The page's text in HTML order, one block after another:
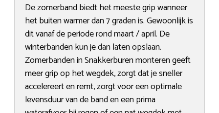
De zomerband biedt het meeste grip wanneer
het buiten warmer dan 7 graden is. Gewoonlijk is
dit vanaf de periode rond maart / april. De
winterbanden kun je dan laten opslaan.
Zomerbanden in Snakkerburen monteren geeft
meer grip op het wegdek, zorgt dat je sneller
accelereert en remt, zorgt voor een optimale
levensduur van de band en een prima